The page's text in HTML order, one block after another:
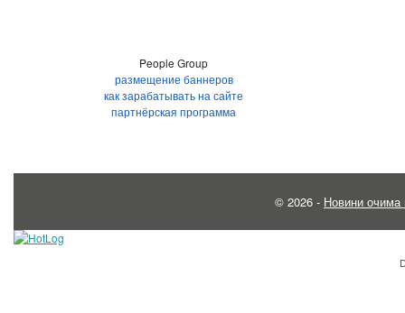
People Group
размещение баннеров
как зарабатывать на сайте
партнёрская программа
© 2026 - Новини очима